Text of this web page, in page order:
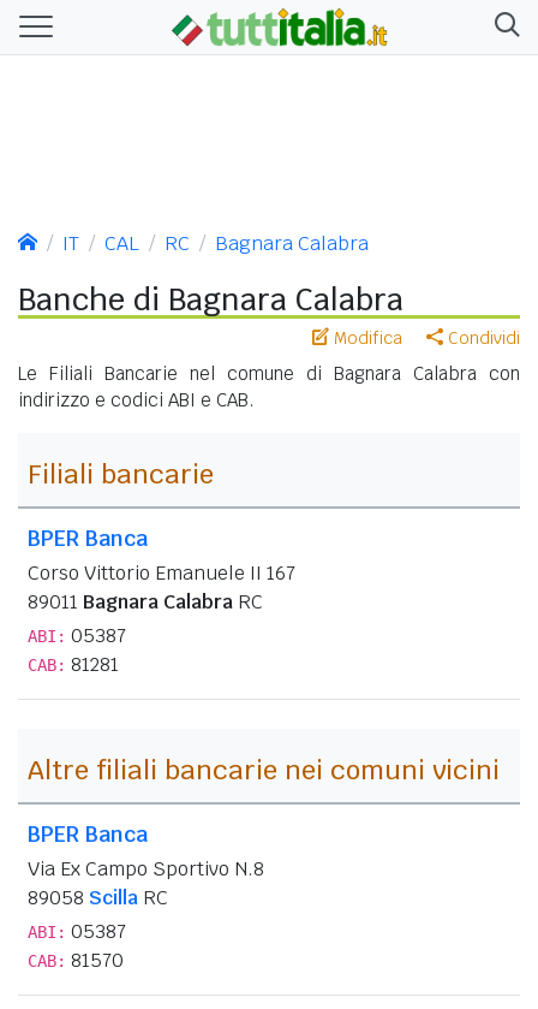
IT CAL RC Bagnara Calabra
Banche di Bagnara Calabra
Modifica Condividi
Le Filiali Bancarie nel comune di Bagnara Calabra con
indirizzo e codici ABI e CAB.
Filiali bancarie
BPER Banca
Corso Vittorio Emanuele II 167
89011 Bagnara Calabra RC
ABI: 05387
CAB: 81281
Altre filiali bancarie nei comuni vicini
BPER Banca
Via Ex Campo Sportivo N.8
89058 Scilla RC
ABI: 05387
CAB: 81570